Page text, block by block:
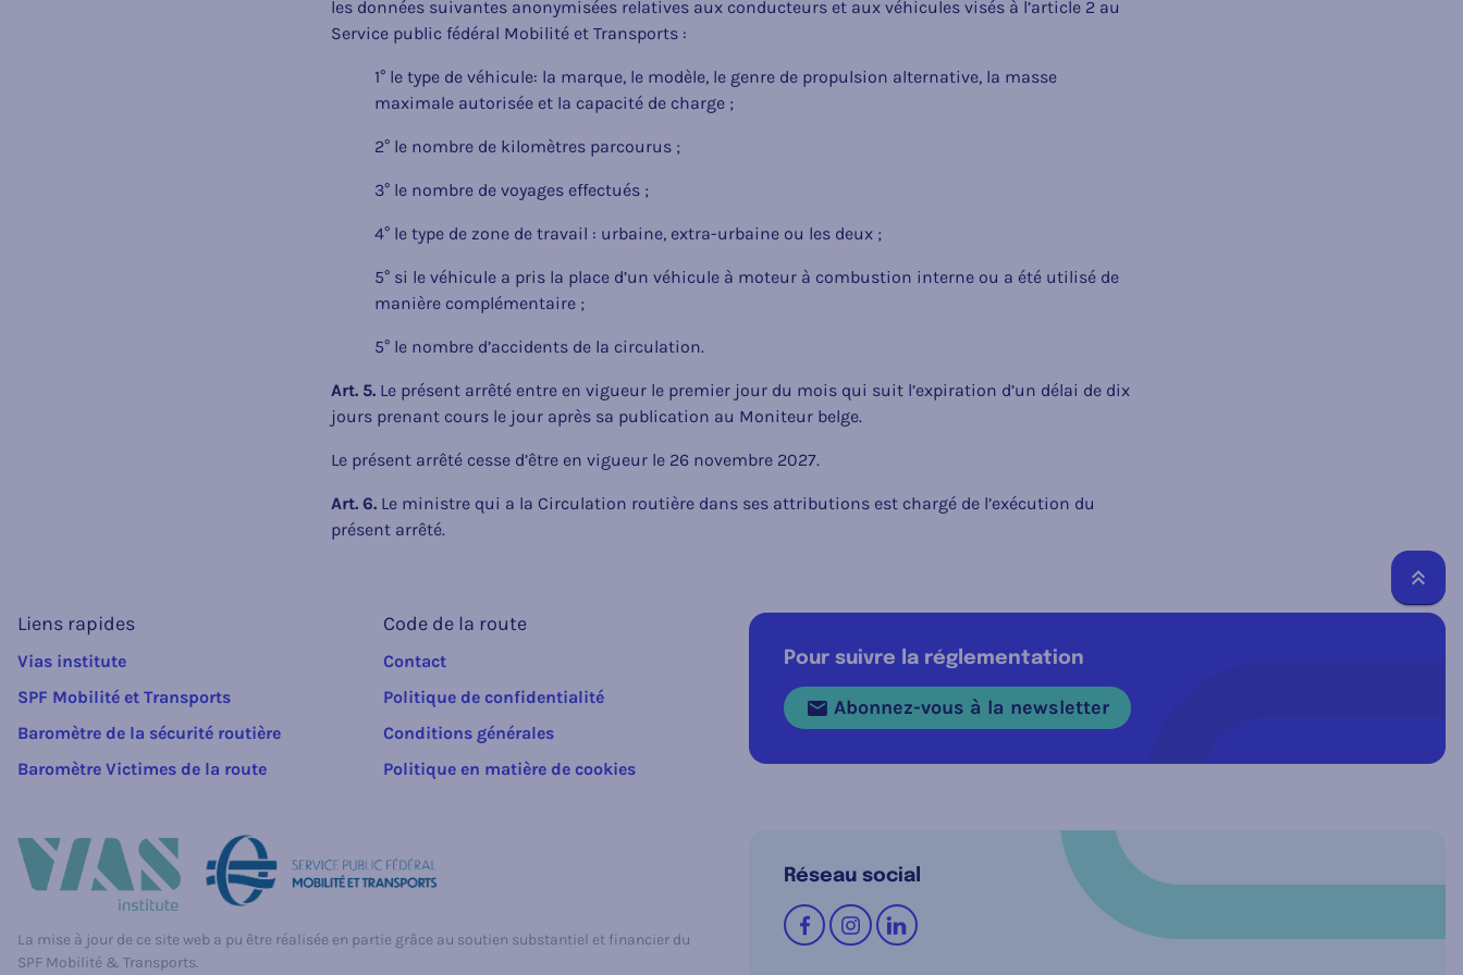
les données suivantes anonymisées relatives aux conducteurs et aux véhicules visés à l’article 2 au
Service public fédéral Mobilité et Transports :
1° le type de véhicule: la marque, le modèle, le genre de propulsion alternative, la masse
maximale autorisée et la capacité de charge ;
2° le nombre de kilomètres parcourus ;
3° le nombre de voyages effectués ;
4° le type de zone de travail : urbaine, extra-urbaine ou les deux ;
5° si le véhicule a pris la place d’un véhicule à moteur à combustion interne ou a été utilisé de
manière complémentaire ;
5° le nombre d’accidents de la circulation.
Art. 5. Le présent arrêté entre en vigueur le premier jour du mois qui suit l’expiration d’un délai de dix
jours prenant cours le jour après sa publication au Moniteur belge.
Le présent arrêté cesse d’être en vigueur le 26 novembre 2027.
Art. 6. Le ministre qui a la Circulation routière dans ses attributions est chargé de l’exécution du
présent arrêté.
Liens rapides
Vias institute
SPF Mobilité et Transports
Baromètre de la sécurité routière
Baromètre Victimes de la route
Code de la route
Contact
Politique de confidentialité
Conditions générales
Politique en matière de cookies
Pour suivre la réglementation
Abonnez-vous à la newsletter
Réseau social
Suivez-nous sur
FacebookInstagramLinkedIn
La mise à jour de ce site web a pu être réalisée en partie grâce au soutien substantiel et financier du
SPF Mobilité & Transports.